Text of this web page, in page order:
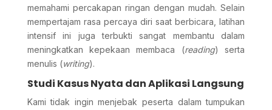
memahami percakapan ringan dengan mudah. Selain
mempertajam rasa percaya diri saat berbicara, latihan
intensif ini juga terbukti sangat membantu dalam
meningkatkan kepekaan membaca (reading) serta
menulis (writing).
Studi Kasus Nyata dan Aplikasi Langsung
Kami tidak ingin menjebak peserta dalam tumpukan